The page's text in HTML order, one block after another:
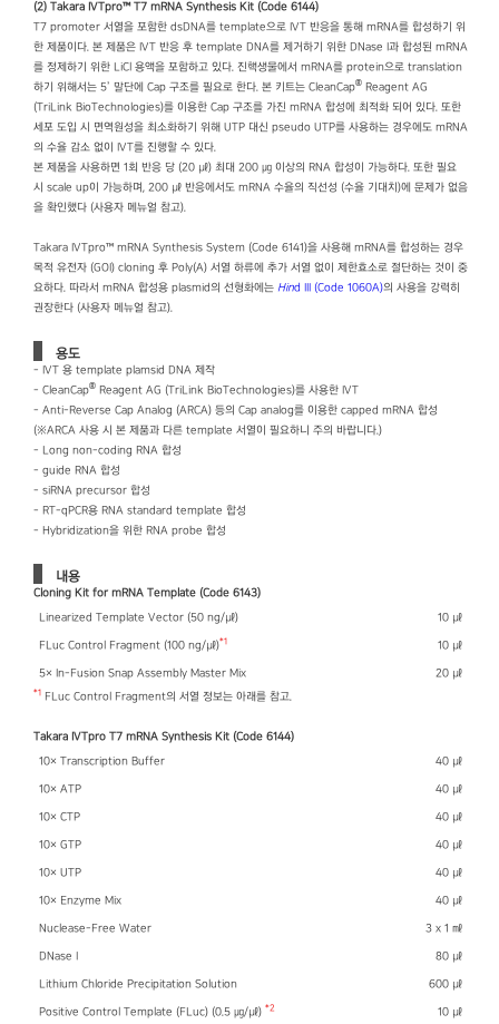
(2) Takara IVTpro™ T7 mRNA Synthesis Kit (Code 6144)
T7 promoter 서열을 포함한 dsDNA를 template으로 IVT 반응을 통해 mRNA를 합성하기 위
한 제품이다. 본 제품은 IVT 반응 후 template DNA를 제거하기 위한 DNase I과 합성된 mRNA
를 정제하기 위한 LiCl 용액을 포함하고 있다. 진핵생물에서 mRNA를 protein으로 translation
하기 위해서는 5’ 말단에 Cap 구조를 필요로 한다. 본 키트는 CleanCap® Reagent AG
(TriLink BioTechnologies)를 이용한 Cap 구조를 가진 mRNA 합성에 최적화 되어 있다. 또한
세포 도입 시 면역원성을 최소화하기 위해 UTP 대신 pseudo UTP를 사용하는 경우에도 mRNA
의 수율 감소 없이 IVT를 진행할 수 있다.
본 제품을 사용하면 1회 반응 당 (20 ㎕) 최대 200 ㎍ 이상의 RNA 합성이 가능하다. 또한 필요
시 scale up이 가능하며, 200 ㎕ 반응에서도 mRNA 수율의 직선성 (수율 기대치)에 문제가 없음
을 확인했다 (사용자 메뉴얼 참고).
Takara IVTpro™ mRNA Synthesis System (Code 6141)을 사용해 mRNA를 합성하는 경우
목적 유전자 (GOI) cloning 후 Poly(A) 서열 하류에 추가 서열 없이 제한효소로 절단하는 것이 중
요하다. 따라서 mRNA 합성용 plasmid의 선형화에는 Hind III (Code 1060A)의 사용을 강력히
권장한다 (사용자 메뉴얼 참고).
용도
- IVT 용 template plamsid DNA 제작
- CleanCap® Reagent AG (TriLink BioTechnologies)를 사용한 IVT
- Anti-Reverse Cap Analog (ARCA) 등의 Cap analog를 이용한 capped mRNA 합성
(※ARCA 사용 시 본 제품과 다른 template 서열이 필요하니 주의 바랍니다.)
- Long non-coding RNA 합성
- guide RNA 합성
- siRNA precursor 합성
- RT-qPCR용 RNA standard template 합성
- Hybridization을 위한 RNA probe 합성
내용
Cloning Kit for mRNA Template (Code 6143)
Linearized Template Vector (50 ng/㎕)
10 ㎕
FLuc Control Fragment (100 ng/㎕)*1 10 ㎕
5× In-Fusion Snap Assembly Master Mix 20 ㎕
*1 FLuc Control Fragment의 서열 정보는 아래를 참고.
Takara IVTpro T7 mRNA Synthesis Kit (Code 6144)
10× Transcription Buffer
40 ㎕
10× ATP 40 ㎕
10× CTP 40 ㎕
10× GTP 40 ㎕
10× UTP 40 ㎕
10× Enzyme Mix 40 ㎕
Nuclease-Free Water 3 x 1 ㎖
DNase I 80 ㎕
Lithium Chloride Precipitation Solution 600 ㎕
Positive Control Template (FLuc) (0.5 ㎍/㎕) *2 10 ㎕